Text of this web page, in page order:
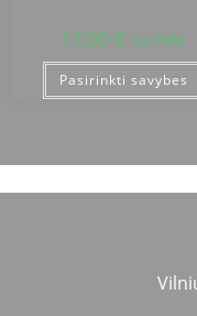
17,00 € su PVM
Pasirinkti savybes